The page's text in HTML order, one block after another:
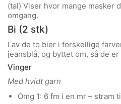
(tal) Viser hvor mange masker
omgang.
Bi (2 stk)
Lav de to bier i forskellige
jeansblå, og byttet om, så de
Vinger
Med hvidt garn
Omg 1: 6 fm i en mr – stram